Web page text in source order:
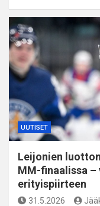
UUTISET
Leijonien
MM-finaalissa –
erityispiirteen
31.5.2026